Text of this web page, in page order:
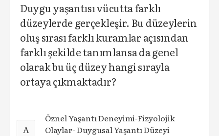
Duygu yaşantısı vücutta farklı
düzeylerde gerçekleşir. Bu düzeylerin
oluş sırası farklı kuramlar açısından
farklı şekilde tanımlansa da genel
olarak bu üç düzey hangi sırayla
ortaya çıkmaktadır?
A
Öznel Yaşantı Deneyimi-Fizyolojik
Olaylar- Duygusal Yaşantı Düzeyi